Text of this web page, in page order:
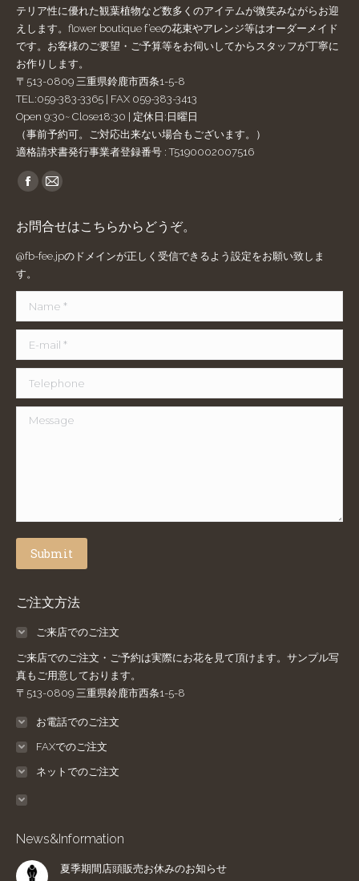
テリア性に優れた観葉植物など数多くのアイテムが微笑みながらお迎
えします。flower boutique f’eeの花束やアレンジ等はオーダーメイド
です。お客様のご要望・ご予算等をお伺いしてからスタッフが丁寧に
お作りします。
〒513-0809 三重県鈴鹿市西条1-5-8
TEL:059-383-3365 | FAX 059-383-3413
Open 9:30~ Close18:30 | 定休日:日曜日
（事前予約可。ご対応出来ない場合もございます。）
適格請求書発行事業者登録番号 : T5190002007516
Find us on:
Facebook
opens
in
new
window
Mail
opens
in
window
お問合せはこちらからどうぞ。
@fb-fee.jpのドメインが正しく受信できるよう設定をお願い致しま
す。
Telephone
Message
Submit
ご注文方法
ご来店でのご注文
ご来店でのご注文・ご予約は実際にお花を見て頂けます。サンプル写
真もご用意しております。
〒513-0809 三重県鈴鹿市西条1-5-8
お電話でのご注文
FAXでのご注文
ネットでのご注文
News&Information
夏季期間店頭販売お休みのお知らせ